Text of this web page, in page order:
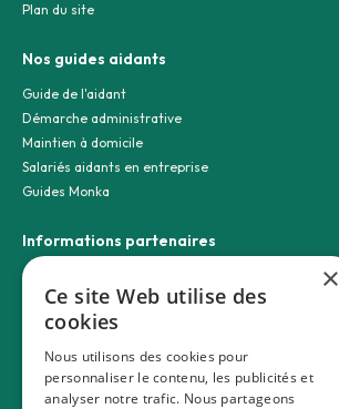
Plan du site
Nos guides aidants
Guide de l'aidant
Démarche administrative
Maintien à domicile
Salariés aidants en entreprise
Guides Monka
Informations partenaires
Contact entreprise
Découvrir nos partenaires
Nos experimentations
Les entreprises
Les assureurs et mutuelles
Les établissements de santé
×
Ce site Web utilise des
cookies
Nous utilisons des cookies pour
personnaliser le contenu, les publicités et
analyser notre trafic. Nous partageons